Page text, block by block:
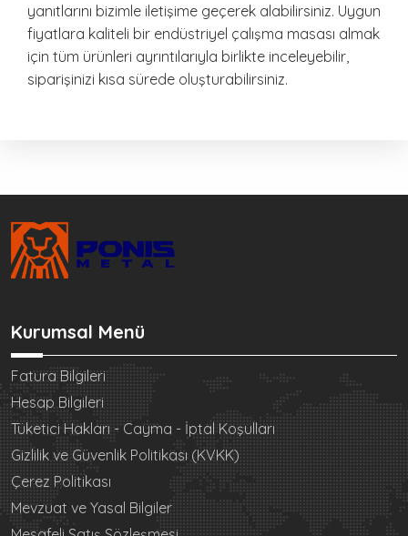
yanıtlarını bizimle iletişime geçerek alabilirsiniz. Uygun
fiyatlara kaliteli bir endüstriyel çalışma masası almak
için tüm ürünleri ayrıntılarıyla birlikte inceleyebilir,
siparişinizi kısa sürede oluşturabilirsiniz.
Kurumsal Menü
Fatura Bilgileri
Hesap Bilgileri
Tüketici Hakları - Cayma - İptal Koşulları
Gizlilik ve Güvenlik Politikası (KVKK)
Çerez Politikası
Mevzuat ve Yasal Bilgiler